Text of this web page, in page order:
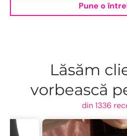
Pune o
Lăsăm
vorbească
din 1336